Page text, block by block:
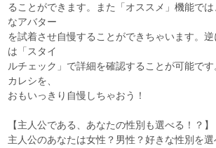
ることができます。また「オススメ」機能で
なアバター
を試着させ自慢することができちゃいます。
は「スタイ
ルチェック」で詳細を確認することが可能で
カレシを、
おもいっきり自慢しちゃおう！
【主人公である、あなたの性別も選べる！？】
主人公のあなたは女性？男性？好きな性別を